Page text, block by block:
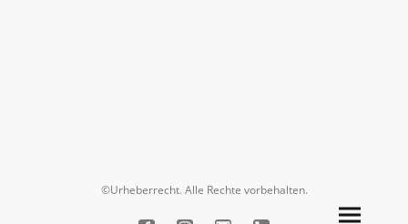
©Urheberrecht. Alle Rechte vorbehalten.